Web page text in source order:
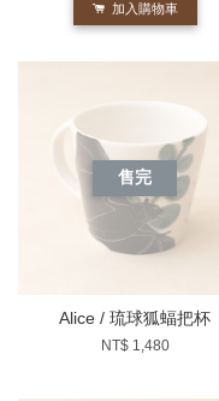
加入購物車
售完
Alice / 琉球狐蝠把杯
NT$ 1,480